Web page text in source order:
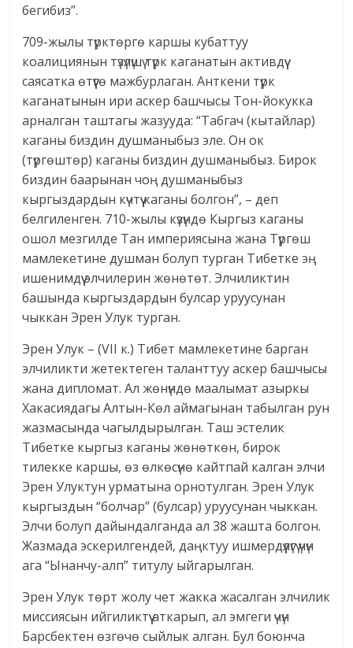
бегибиз”.
709-жылы түрктөргө каршы кубаттуу
коалициянын түзүлүшү түрк каганатын активдүү
саясатка өтүүгө мажбурлаган. Анткени түрк
каганатынын ири аскер башчысы Тон-йокукка
арналган таштагы жазууда: “Табгач (кытайлар)
каганы биздин душманыбыз эле. Он ок
(түргөштөр) каганы биздин душманыбыз. Бирок
биздин баарынан чоң душманыбыз
кыргыздардын күчтүү каганы болгон”, – деп
белгиленген. 710-жылы күзүндө Кыргыз каганы
ошол мезгилде Тан империясына жана Түргөш
мамлекетине душман болуп турган Тибетке эң
ишенимдүү элчилерин жөнөтөт. Элчиликтин
башында кыргыздардын булсар уруусунан
чыккан Эрен Улук турган.
Эрен Улук – (VII к.) Тибет мамлекетине барган
элчиликти жетектеген таланттуу аскер башчысы
жана дипломат. Ал жөнүндө маалымат азыркы
Хакасиядагы Алтын-Көл аймагынан табылган рун
жазмасында чагылдырылган. Таш эстелик
Тибетке кыргыз каганы жөнөткөн, бирок
тилекке каршы, өз өлкөсүнө кайтпай калган элчи
Эрен Улуктун урматына орнотулган. Эрен Улук
кыргыздын “болчар” (булсар) уруусунан чыккан.
Элчи болуп дайындалганда ал 38 жашта болгон.
Жазмада эскерилгендей, даңктуу ишмердүүлүгү үчүн
ага “Ынанчу-алп” титулу ыйгарылган.
Эрен Улук төрт жолу чет жакка жасалган элчилик
миссиясын ийгиликтүү аткарып, ал эмгеги үчүн
Барсбектен өзгөчө сыйлык алган. Бул боюнча